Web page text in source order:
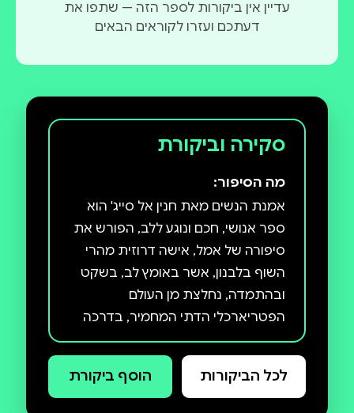
עדיין אין ביקורות לספר הזה — שתפו את
דעתכם ועזרו לקוראים הבאים
סקירה וביקורת
מה הסיפור:
אמנת הנשים מאת חנין אל סייג' הוא
ספר אנושי, חכם ונוגע ללב, הפורש את
סיפורה של אמל, אישה דרוזית מהרי
השוף בלבנון, אשר באומץ לב, בשקט
ובהתמדה, נחלצת מן העולם
הפטריארכלי הדתי המחמיר, בדרכה
אל ההשכלה, האהבה והחירות. סיפורה
הסוחף של אמל הוא גם סיפורה של
אמהּ, סבתהּ, בתהּ, סיפור אוניברסלי
לכל הביקורות הוסף ביקורת